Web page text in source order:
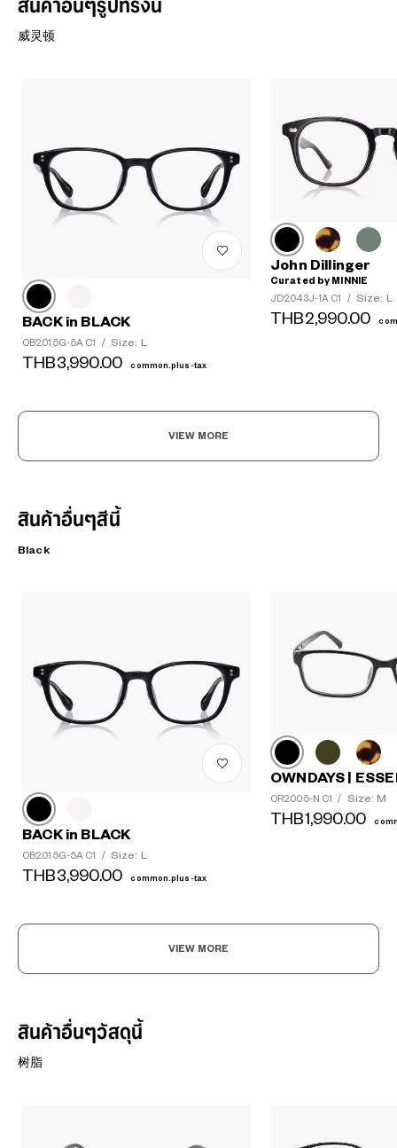
สินค้าอื่นๆรูปทรงนี้
威灵顿
BACK in BLACK
OB2015G-5A C1 / Size: L
THB3,990.00 common.plus-tax
John Dillinger
Curated by MINNIE
JD2043J-1A C1
/ Size: L
THB2,990.00
VIEW MORE
สินค้าอื่นๆสีนี้
Black
BACK in BLACK
OB2015G-5A C1 / Size: L
THB3,990.00 common.plus-tax
OWNDAYS |
OR2005-N C1 / Size: M
THB1,990.00
VIEW MORE
สินค้าอื่นๆวัสดุนี้
树脂